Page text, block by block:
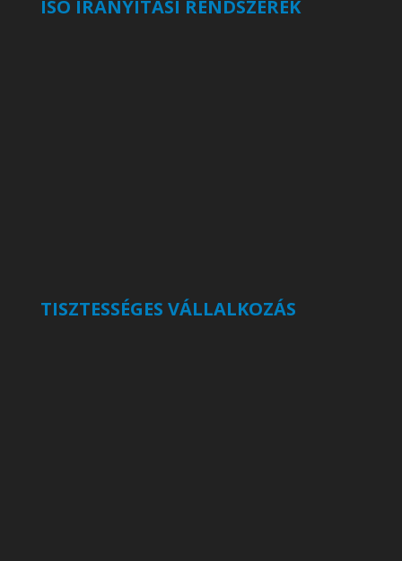
ISO IRÁNYÍTÁSI RENDSZEREK
TISZTESSÉGES VÁLLALKOZÁS